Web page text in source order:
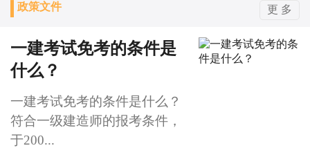
政策文件 更 多
一建考试免考的条件是
什么？
一建考试免考的条件是什么？
符合一级建造师的报考条件，
于200...